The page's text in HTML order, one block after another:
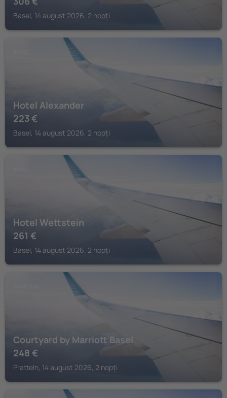
Basel, 14 august 2026, 2 nopți
Hotel Alexander
223 €
Basel, 14 august 2026, 2 nopți
Hotel Wettstein
261 €
Basel, 14 august 2026, 2 nopți
Courtyard by Marriott Basel
248 €
Pratteln, 14 august 2026, 2 nopți